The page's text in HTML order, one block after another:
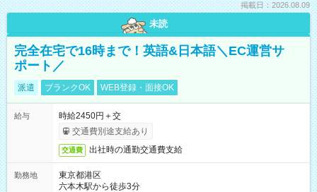
掲載日：2026.08.09
未読
完全在宅で16時まで！英語&日本語＼EC運営サ
ポート／
派遣 ブランクOK WEB登録・面接OK
給与
時給2450円＋交
交通費別途支給あり
交通費 出社時の通勤交通費支給
勤務地
東京都港区
六本木駅から徒歩3分